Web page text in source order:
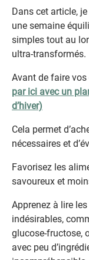
Dans cet article,
une semaine
simples tout au
ultra-transformés.
Avant de faire vos
par ici avec un
d’hiver)
Cela permet
nécessaires et
Favorisez les
savoureux et
Apprenez à lire
indésirables,
glucose-fructose,
avec peu